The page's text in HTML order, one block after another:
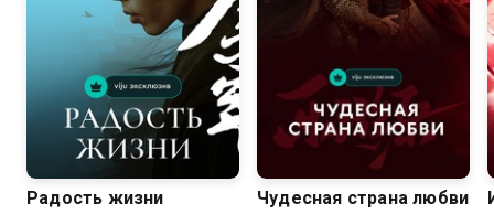
Радость жизни Чудесная страна любви